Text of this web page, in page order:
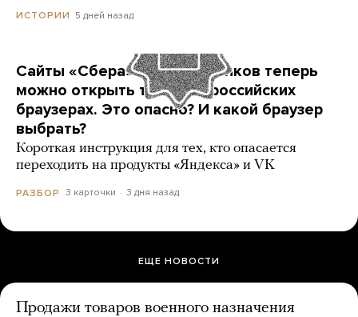
ИСТОРИИ 5 дней назад
Сайты «Сбера» и других банков теперь
можно открыть только в российских
браузерах. Это опасно? И какой браузер
выбрать?
Короткая инструкция для тех, кто опасается
переходить на продукты «Яндекса» и VK
РАЗБОР 3 карточки 3 дня назад
ЕЩЕ НОВОСТИ
Продажи товаров военного назначения